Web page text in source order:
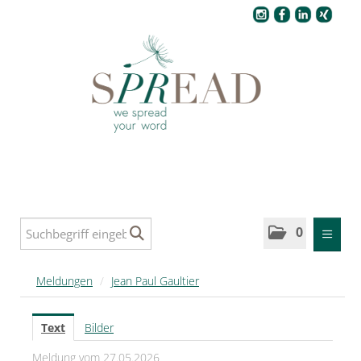
0
MELDUNGEN
SPREAD
SPREAD Medleys für Deutschland
Meldungen / Jean Paul Gaultier
Text
Bilder
Meldung vom 27.05.2026